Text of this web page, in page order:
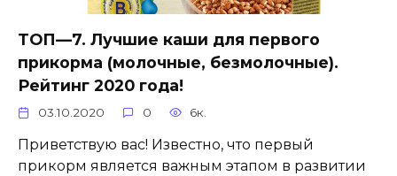
ТОП—7. Лучшие каши для первого
прикорма (молочные, безмолочные).
Рейтинг 2020 года!
03.10.2020 0 6к.
Приветствую вас! Известно, что первый
прикорм является важным этапом в развитии